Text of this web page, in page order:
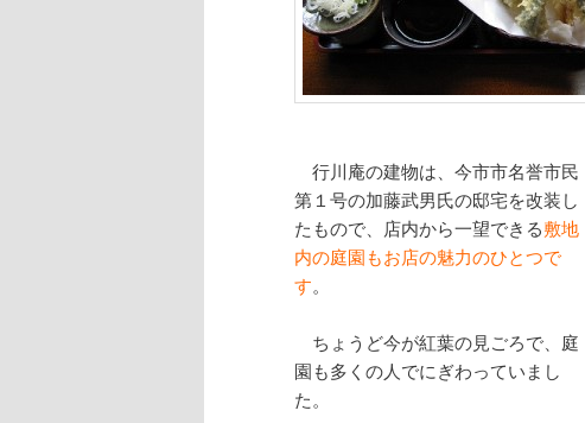
行川庵の建物は、今市市名誉市民
第１号の加藤武男氏の邸宅を改装し
たもので、店内から一望できる敷地
内の庭園もお店の魅力のひとつで
す。
ちょうど今が紅葉の見ごろで、庭
園も多くの人でにぎわっていまし
た。